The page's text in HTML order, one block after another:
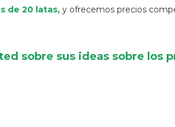
de 20 latas,y ofrecemos precios
sobre sus ideas sobre los